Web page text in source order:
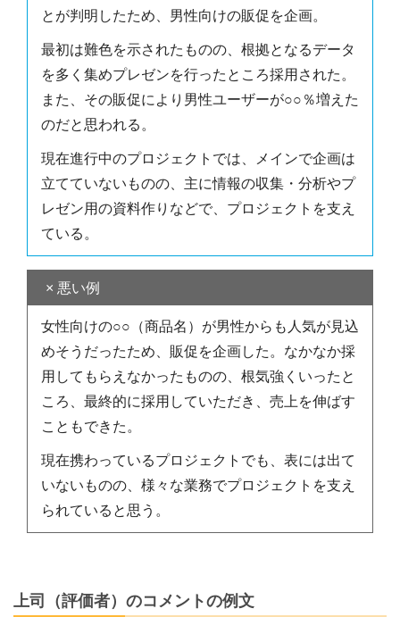
とが判明したため、男性向けの販促を企画。
最初は難色を示されたものの、根拠となるデータ
を多く集めプレゼンを行ったところ採用された。
また、その販促により男性ユーザーが○○％増えた
のだと思われる。
現在進行中のプロジェクトでは、メインで企画は
立てていないものの、主に情報の収集・分析やプ
レゼン用の資料作りなどで、プロジェクトを支え
ている。
× 悪い例
女性向けの○○（商品名）が男性からも人気が見込
めそうだったため、販促を企画した。なかなか採
用してもらえなかったものの、根気強くいったと
ころ、最終的に採用していただき、売上を伸ばす
こともできた。
現在携わっているプロジェクトでも、表には出て
いないものの、様々な業務でプロジェクトを支え
られていると思う。
上司（評価者）のコメントの例文